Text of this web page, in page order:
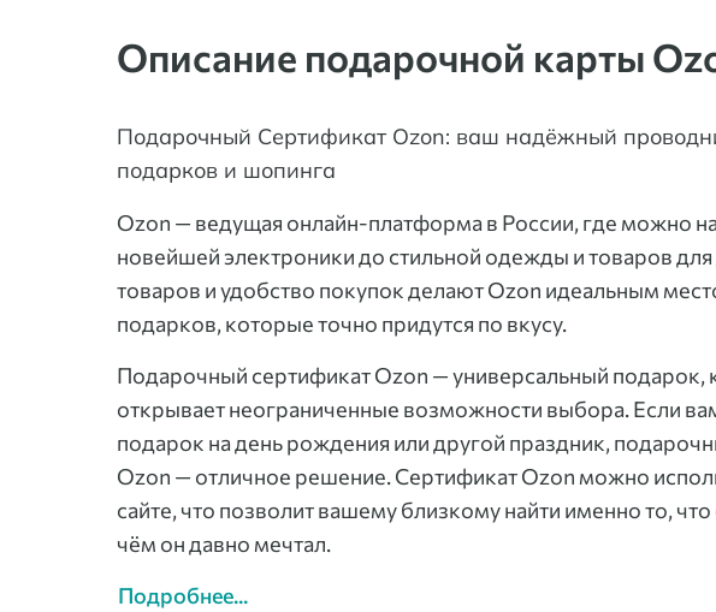
Описание подарочной карты
Подарочный Сертификат Ozon: ваш надёжный
подарков и шопинга
Ozon — ведущая онлайн-платформа в России, где можно
новейшей электроники до стильной одежды и товаров
товаров и удобство покупок делают Ozon идеальным
подарков, которые точно придутся по вкусу.
Подарочный сертификат Ozon — универсальный подарок,
открывает неограниченные возможности выбора. Если
подарок на день рождения или другой праздник,
Ozon — отличное решение. Сертификат Ozon можно
сайте, что позволит вашему близкому найти именно то,
чём он давно мечтал.
Подробнее...